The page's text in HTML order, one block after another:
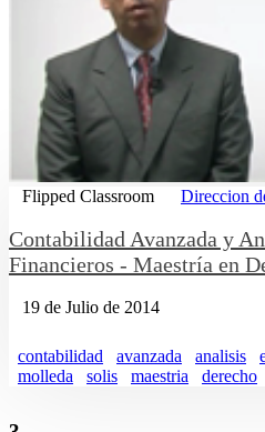
Flipped Classroom Direccion
Contabilidad Avanzada y
Financieros - Maestría en
19 de Julio de 2014
contabilidad avanzada analisis
molleda
solis maestria derecho